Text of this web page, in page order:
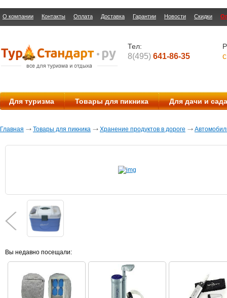
О компании Контакты Оплата Доставка Гарантии Новости Скидки
Тел:
8(495) 641-86-35
Для туризма Товары для пикника Для дачи и сада
Главная Товары для пикника Хранение продуктов в дороге
Вы недавно посещали: